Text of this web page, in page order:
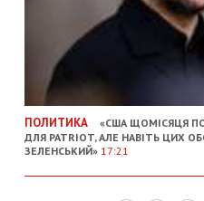
ПОЛИТИКА
«США ЩОМІСЯЦЯ
ДЛЯ PATRIOT, АЛЕ НАВІТЬ ЦИХ
ЗЕЛЕНСЬКИЙ» 17:21